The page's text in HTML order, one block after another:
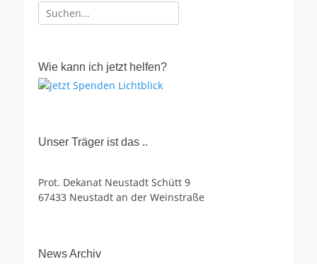
Suche
nach:
Wie kann ich jetzt helfen?
Unser Träger ist das ..
Prot. Dekanat Neustadt Schütt 9
67433 Neustadt an der Weinstraße
News Archiv